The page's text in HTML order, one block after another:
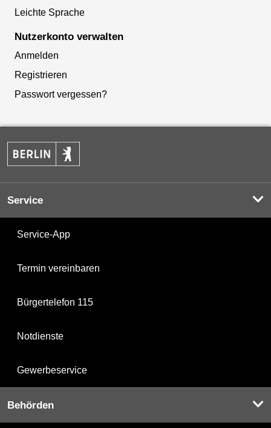
Leichte Sprache
Nutzerkonto verwalten
Anmelden
Registrieren
Passwort vergessen?
Service
Service-App
Termin vereinbaren
Bürgertelefon 115
Notdienste
Gewerbeservice
Behörden